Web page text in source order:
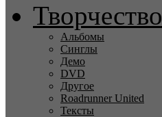
Творчество
Альбомы
Синглы
Демо
DVD
Другое
Roadrunner United
Тексты